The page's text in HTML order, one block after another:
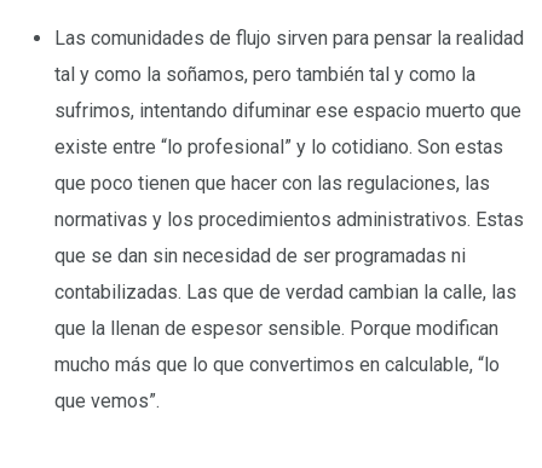
Las comunidades de flujo sirven para pensar la realidad
tal y como la soñamos, pero también tal y como la
sufrimos, intentando difuminar ese espacio muerto que
existe entre “lo profesional” y lo cotidiano. Son estas
que poco tienen que hacer con las regulaciones, las
normativas y los procedimientos administrativos. Estas
que se dan sin necesidad de ser programadas ni
contabilizadas. Las que de verdad cambian la calle, las
que la llenan de espesor sensible. Porque modifican
mucho más que lo que convertimos en calculable, “lo
que vemos”.